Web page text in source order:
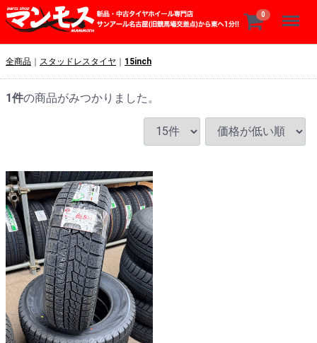
0 Menu
全商品 スタッドレスタイヤ 15inch
1件の商品がみつかりました。